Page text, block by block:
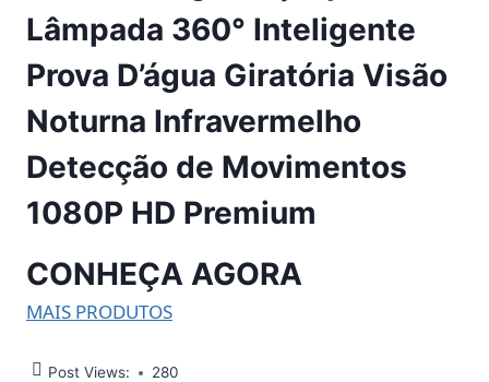
Lâmpada 360° Inteligente
Prova D’água Giratória Visão
Noturna Infravermelho
Detecção de Movimentos
1080P HD Premium
CONHEÇA AGORA
MAIS PRODUTOS
Post Views: 280